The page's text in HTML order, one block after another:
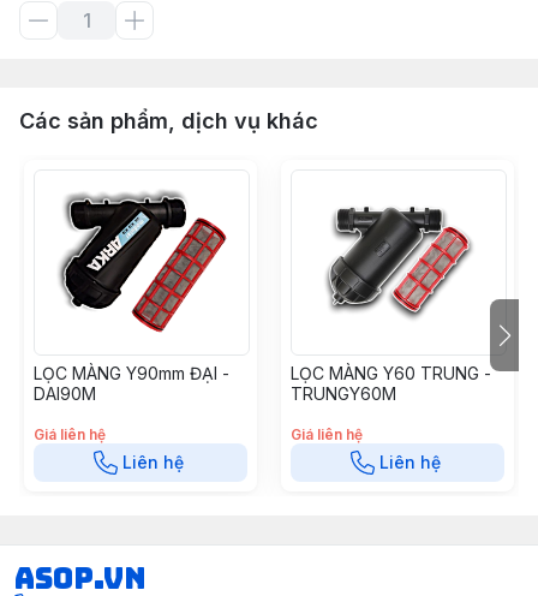
Các sản phẩm, dịch vụ khác
LỌC MÀNG Y90mm ĐẠI -
DAI90M
Giá liên hệ
Liên hệ
LỌC MÀNG Y60 TRUNG -
TRUNGY60M
Giá liên hệ
Liên hệ
asop.vn